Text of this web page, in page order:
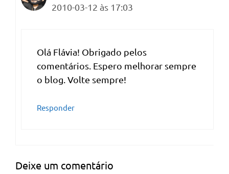
2010-03-12 às 17:03
Olá Flávia! Obrigado pelos
comentários. Espero melhorar sempre
o blog. Volte sempre!
Responder
Deixe um comentário